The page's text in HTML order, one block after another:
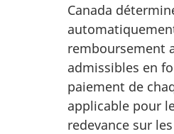
Canada
remboursement
admissibles en
paiement de
applicable pour
redevance sur